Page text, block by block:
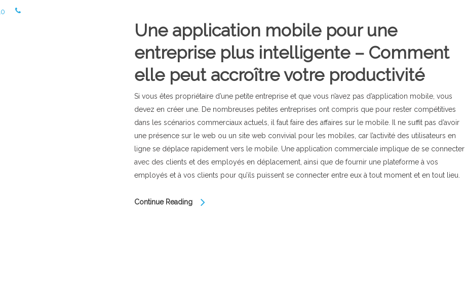
Une application mobile pour une
entreprise plus intelligente – Comment
elle peut accroître votre productivité
Si vous êtes propriétaire d’une petite entreprise et que vous n’avez pas d’application mobile, vous
devez en créer une. De nombreuses petites entreprises ont compris que pour rester compétitives
dans les scénarios commerciaux actuels, il faut faire des affaires sur le mobile. Il ne suffit pas d’avoir
une présence sur le web ou un site web convivial pour les mobiles, car l’activité des utilisateurs en
ligne se déplace rapidement vers le mobile. Une application commerciale implique de se connecter
avec des clients et des employés en déplacement, ainsi que de fournir une plateforme à vos
employés et à vos clients pour qu’ils puissent se connecter entre eux à tout moment et en tout lieu.
Continue Reading